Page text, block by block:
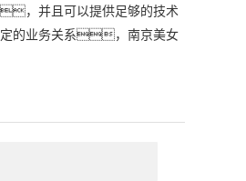
，并且可以提供足够的技术
的业务关系，南京美女